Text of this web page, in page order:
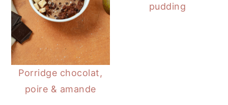
Porridge chocolat,
poire & amande
pudding